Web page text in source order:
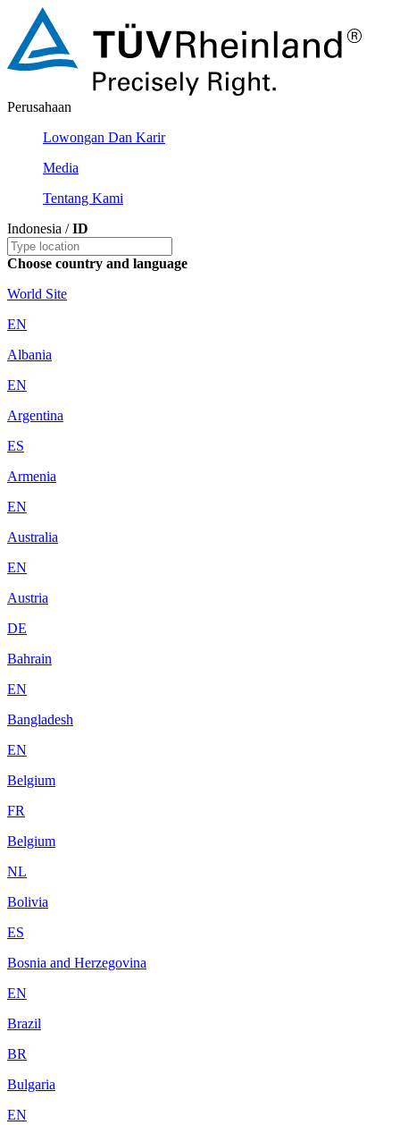
Perusahaan
Lowongan Dan Karir
Media
Tentang Kami
Indonesia /ID
Choose country and language
World Site
EN
Albania
EN
Argentina
ES
Armenia
EN
Australia
EN
Austria
DE
Bahrain
EN
Bangladesh
EN
Belgium
FR
Belgium
NL
Bolivia
ES
Bosnia and Herzegovina
EN
Brazil
BR
Bulgaria
EN